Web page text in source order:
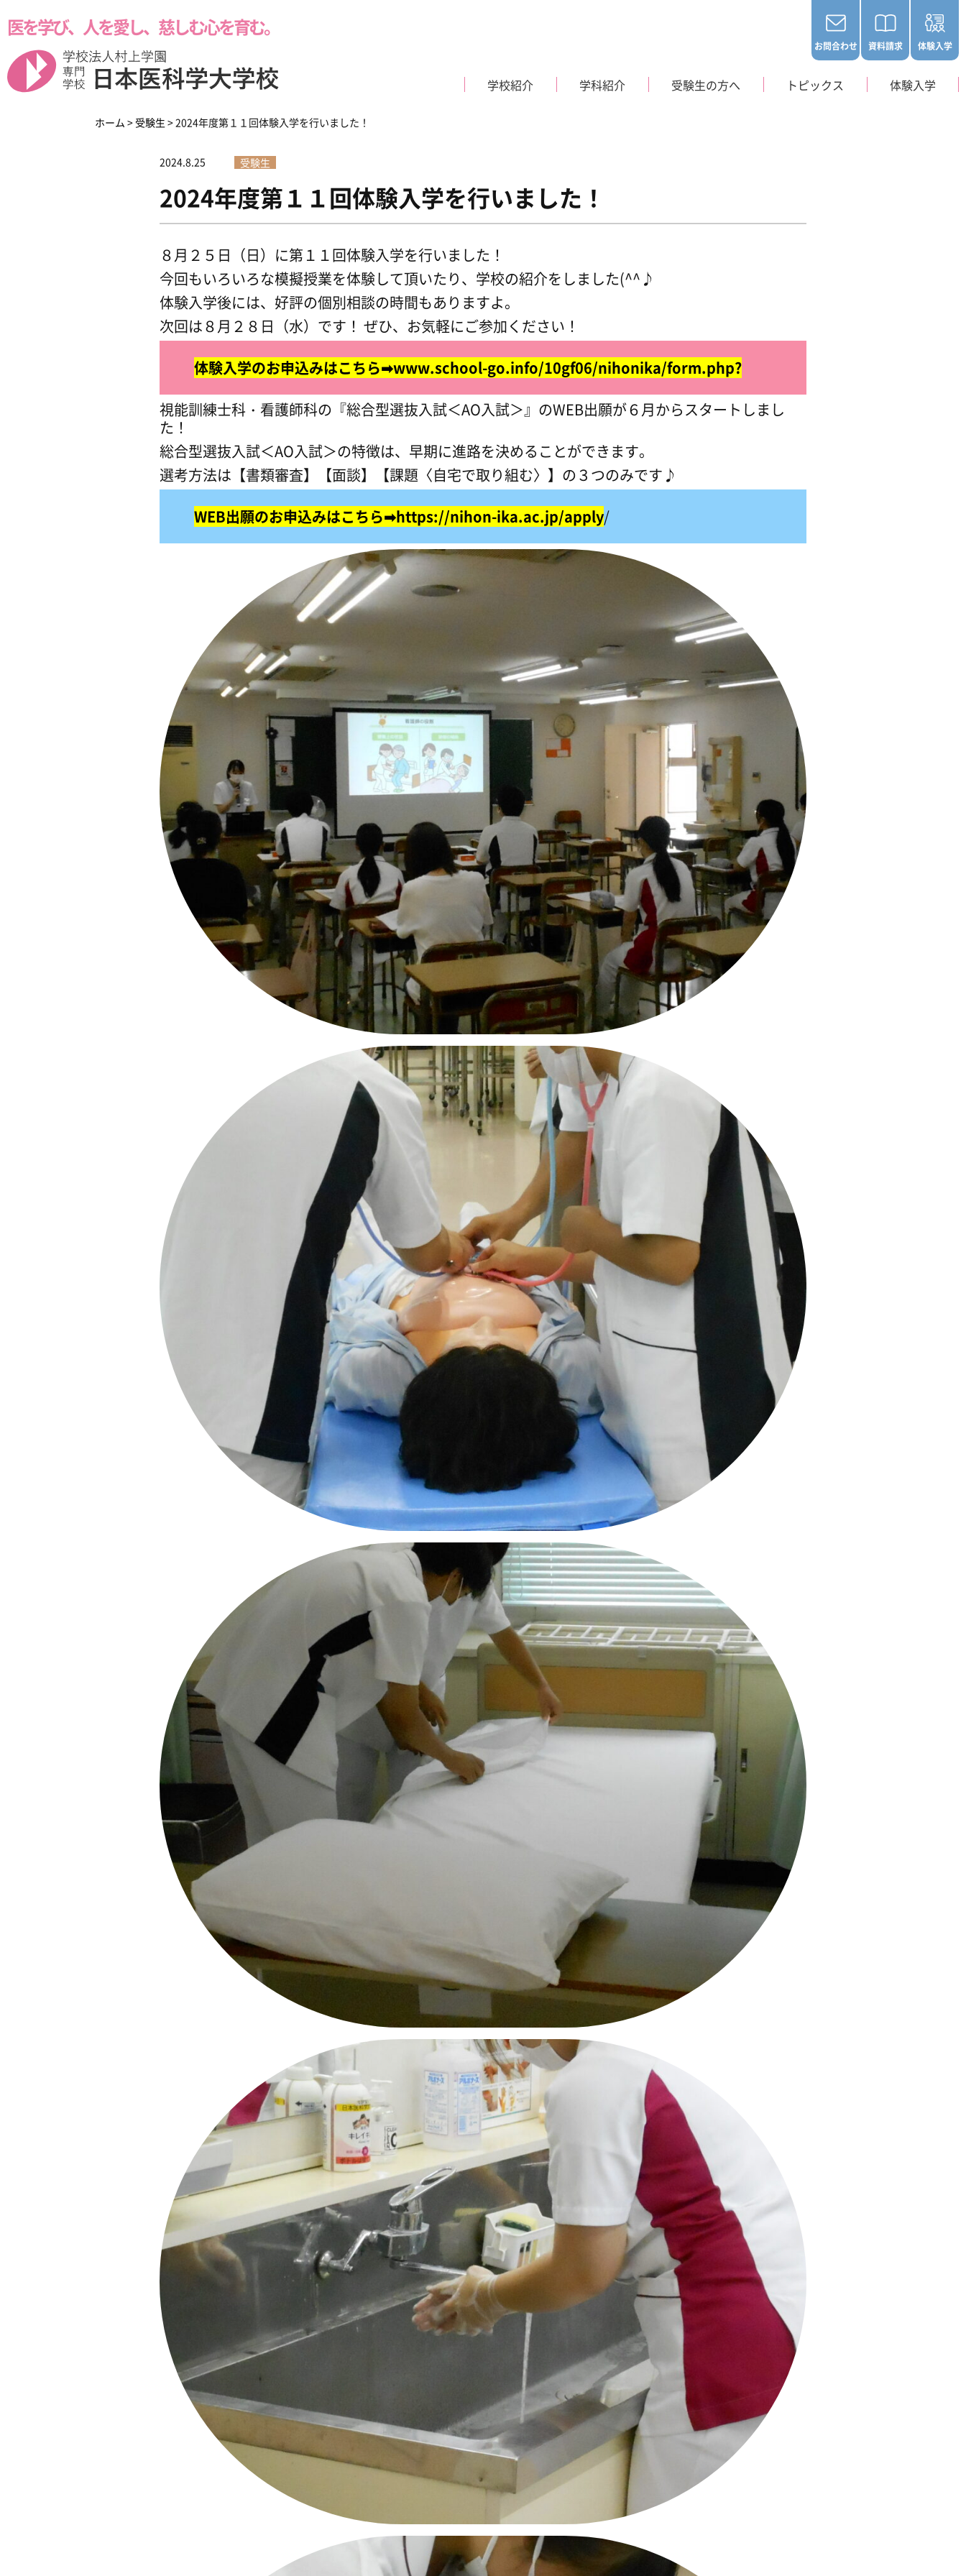
医を学び、人を愛し、慈しむ心を育む。
お問合わせ 資料請求 体験入学
学校紹介 学科紹介 受験生の方へ トピックス 体験入学
学校紹介
キャンパスライフ
学科紹介
Medical Business
メディカル・ビジネス学科
現在、入学生の募集は行
っておりません。
Nurse
看護師科
Certified Orthoptist
※現在、入学生の募集は行っておりません。
この度、専門学校日本医科大学校看護師科は統廃合により募集停止となりますので、「看護師科」にご興味の
ある方は日本医療ビジネス大学校へお願いします。
受験生の方へ
学費・支援制度 社会人の方へ
ホーム > 受験生 >2024年度第１１回体験入学を行いました！
2024.8.25 受験生
2024年度第１１回体験入学を行いました！
８月２５日（日）に第１１回体験入学を行いました！
今回もいろいろな模擬授業を体験して頂いたり、学校の紹介をしました(^^♪
体験入学後には、好評の個別相談の時間もありますよ。
次回は８月２８日（水）です！ ぜひ、お気軽にご参加ください！
体験入学のお申込みはこちら➡www.school-go.info/10gf06/nihonika/form.php?
視能訓練士科・看護師科の『総合型選抜入試＜AO入試＞』のWEB出願が６月からスタートしまし
た！
総合型選抜入試＜AO入試＞の特徴は、早期に進路を決めることができます。
選考方法は【書類審査】【面談】【課題〈自宅で取り組む〉】の３つのみです♪
WEB出願のお申込みはこちら➡https://nihon-ika.ac.jp/apply/